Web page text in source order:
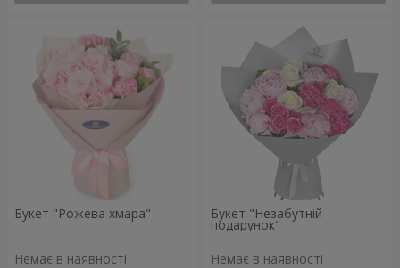
Букет "Рожева хмара"
Немає в наявності
Букет "Незабутній
подарунок"
Немає в наявності